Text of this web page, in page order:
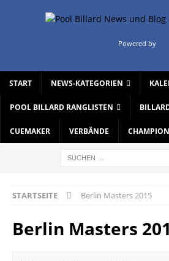
Powered by
START NEWS-KATEGORIEN
POOL BILLARD RANGLISTEN
CUEMAKER VERBÄNDE
STARTSEITE Berlin Masters 2015
Berlin Masters